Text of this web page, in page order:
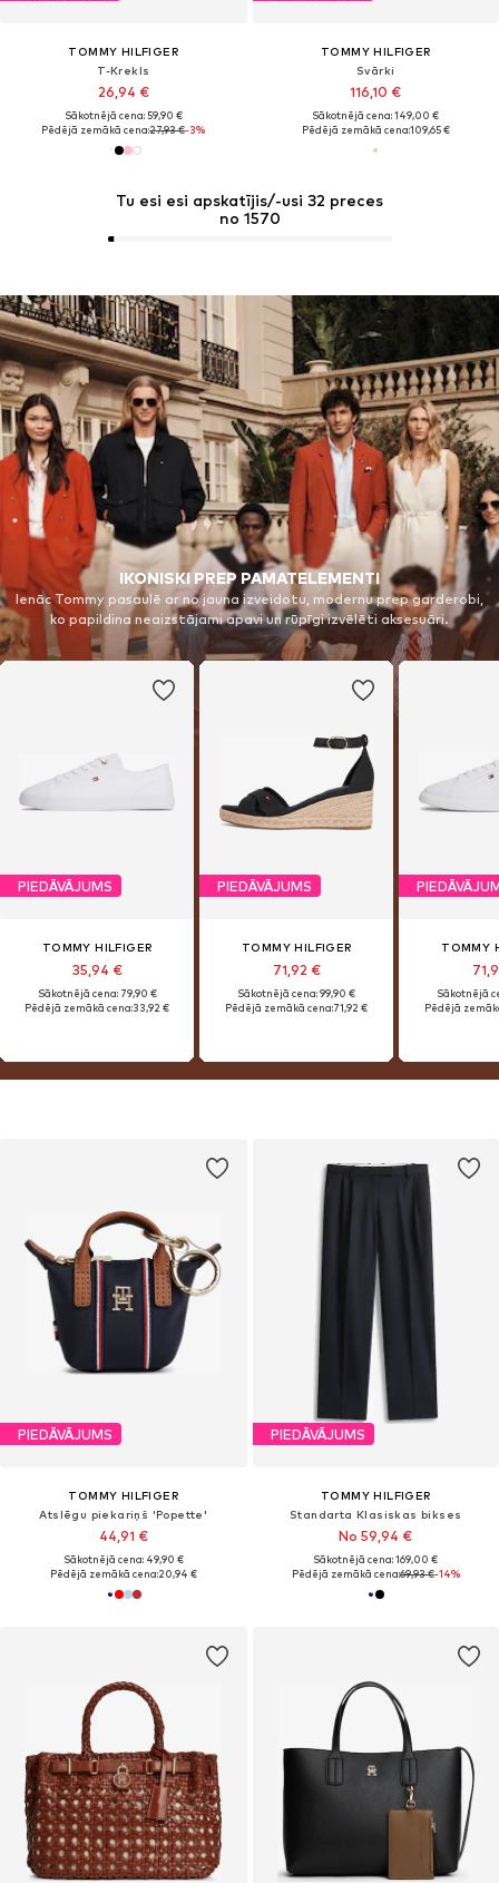
TOMMY HILFIGER
T-Krekls
26,94 €
Sākotnējā cena: 59,90 €
Pēdējā zemākā cena:27,93 €-3%
TOMMY HILFIGER
Svārki
116,10 €
Sākotnējā cena: 149,00 €
Pēdējā zemākā cena:109,65 €
PIEDĀVĀJUMS
TOMMY HILFIGER
Atslēgu piekariņš 'Popette'
44,91 €
Sākotnējā cena: 49,90 €
Pēdējā zemākā cena:20,94 €
PIEDĀVĀJUMS
TOMMY HILFIGER
Standarta Klasiskas bikses
No 59,94 €
Sākotnējā cena: 169,00 €
Pēdējā zemākā cena:69,93 €-14%
Tu esi esi apskatījis/-usi 32 preces
no 1570
IKONISKI PREP PAMATELEMENTI
Ienāc Tommy pasaulē ar no jauna izveidotu, modernu prep garderobi,
ko papildina neaizstājami apavi un rūpīgi izvēlēti aksesuāri.
PIEDĀVĀJUMS
TOMMY HILFIGER
35,94 €
Sākotnējā cena: 79,90 €
Pēdējā zemākā cena:33,92 €
PIEDĀVĀJUMS
TOMMY HILFIGER
71,92 €
Sākotnējā cena: 99,90 €
Pēdējā zemākā cena:71,92 €
TOMMY
Sākotnējā
Pēdējā